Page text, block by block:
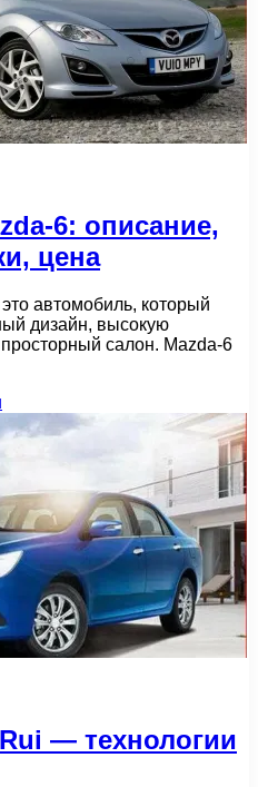
6: описание,
цена
автомобиль, который
дизайн, высокую
салон. Mazda-6
— технологии